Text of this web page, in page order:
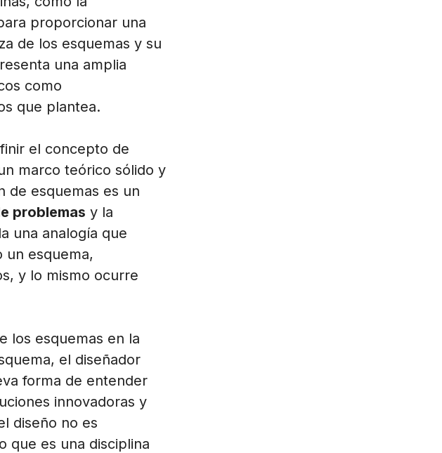
proporcionar una
de los esquemas y su
una amplia
como
que plantea.
el concepto de
marco teórico sólido y
de esquemas es un
problemas y la
una analogía que
esquema,
y lo mismo ocurre
los esquemas en la
el diseñador
forma de entender
innovadoras y
diseño no es
que es una disciplina